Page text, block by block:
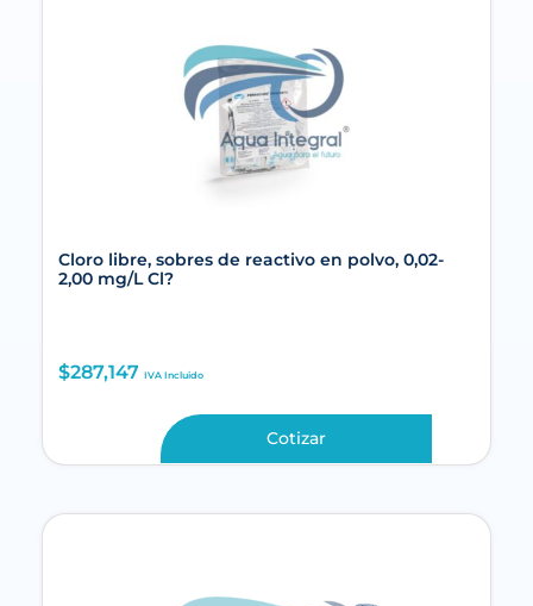
Cloro libre, sobres de reactivo en polvo, 0,02-
2,00 mg/L Cl?
$287,147 IVA Incluido
Cotizar